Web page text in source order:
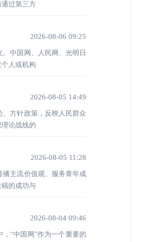
过第三方
2026-08-06 09:25
中国网、人民网、光明日
人或机构
2026-08-05 14:49
方针政策，反映人民群众
论战线的
2026-08-05 11:28
播主流价值观、服务青年成
的成功与
2026-08-04 09:46
“中国网”作为一个重要的